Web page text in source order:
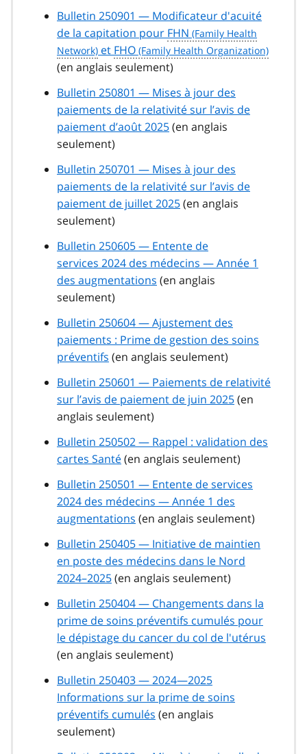
Bulletin 250901 — Modificateur d'acuité
de la capitation pour FHN
et FHO
(en anglais seulement)
Bulletin 250801 — Mises à jour des
paiements de la relativité sur l’avis de
paiement d’août 2025(en anglais
seulement)
Bulletin 250701 — Mises à jour des
paiements de la relativité sur l’avis de
paiement de juillet 2025(en anglais
seulement)
Bulletin 250605 — Entente de
services 2024 des médecins — Année 1
des augmentations (en anglais
seulement)
Bulletin 250604 — Ajustement des
paiements : Prime de gestion des soins
préventifs (en anglais seulement)
Bulletin 250601 — Paiements de relativité
sur l’avis de paiement de juin 2025(en
anglais seulement)
Bulletin 250502 — Rappel : validation des
cartes Santé(en anglais seulement)
Bulletin 250501 — Entente de services
2024 des médecins — Année 1 des
augmentations (en anglais seulement)
Bulletin 250405 — Initiative de maintien
en poste des médecins dans le Nord
2024–2025(en anglais seulement)
Bulletin 250404 — Changements dans la
prime de soins préventifs cumulés pour
le dépistage du cancer du col de l'utérus
(en anglais seulement)
Bulletin 250403 — 2024—2025
Informations sur la prime de soins
préventifs cumulés (en anglais
seulement)